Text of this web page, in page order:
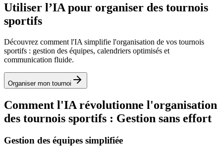
Utiliser l’IA pour organiser des tournois
sportifs
Découvrez comment l'IA simplifie l'organisation de vos tournois
sportifs : gestion des équipes, calendriers optimisés et
communication fluide.
Organiser mon tournoi
Comment l'IA révolutionne l'organisation
des tournois sportifs : Gestion sans effort
Gestion des équipes simplifiée